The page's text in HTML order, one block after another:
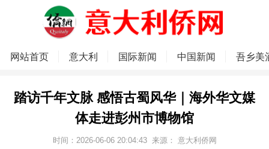
网站首页 意大利 国际新闻 中国新闻 吾乡美
踏访千年文脉 感悟古蜀风华｜海外华文媒
体走进彭州市博物馆
时间：2026-06-06 20:04:43 来源： 意大利侨网